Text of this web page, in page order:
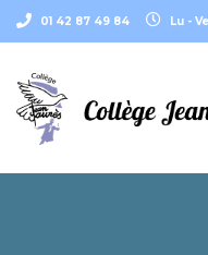
Lu -
01 42 87 49 84